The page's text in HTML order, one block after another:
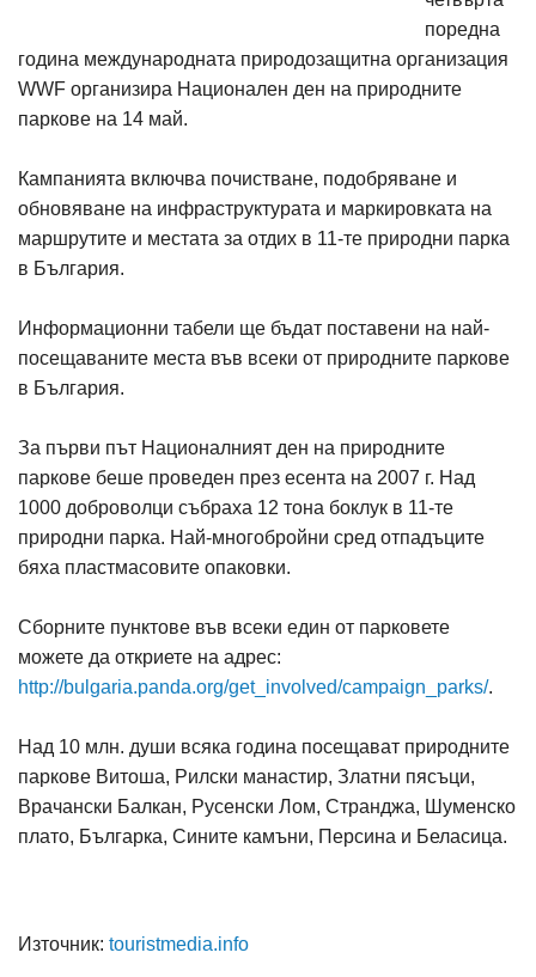
поредна
година международната природозащитна организация
WWF организира Национален ден на природните
паркове на 14 май.
Кампанията включва почистване, подобряване и
обновяване на инфраструктурата и маркировката на
маршрутите и местата за отдих в 11-те природни парка
в България.
Информационни табели ще бъдат поставени на най-
посещаваните места във всеки от природните паркове
в България.
За първи път Националният ден на природните
паркове беше проведен през есента на 2007 г. Над
1000 доброволци събраха 12 тона боклук в 11-те
природни парка. Най-многобройни сред отпадъците
бяха пластмасовите опаковки.
Сборните пунктове във всеки един от парковете
можете да откриете на адрес:
http://bulgaria.panda.org/get_involved/campaign_parks/.
Над 10 млн. души всяка година посещават природните
паркове Витоша, Рилски манастир, Златни пясъци,
Врачански Балкан, Русенски Лом, Странджа, Шуменско
плато, Българка, Сините камъни, Персина и Беласица.
Източник: touristmedia.info